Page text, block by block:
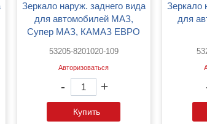
Зеркало наруж. заднего вида
для автомобилей МАЗ,
Супер МАЗ, КАМАЗ ЕВРО
53205-8201020-109
Авторизоваться
- +
Купить
Зеркало наруж. заднего вида
для